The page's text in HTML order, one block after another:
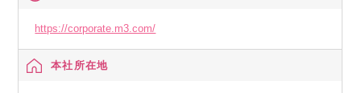
https://corporate.m3.com/
本社所在地